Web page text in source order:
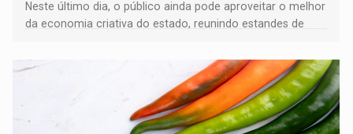
Neste último dia, o público ainda pode aproveitar o melhor
da economia criativa do estado, reunindo estandes de